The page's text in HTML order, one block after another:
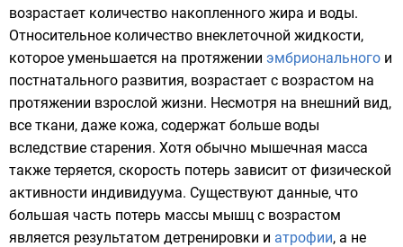
возрастает количество накопленного жира и воды.
Относительное количество внеклеточной жидкости,
которое уменьшается на протяжении эмбрионального и
постнатального развития, возрастает с возрастом на
протяжении взрослой жизни. Несмотря на внешний вид,
все ткани, даже кожа, содержат больше воды
вследствие старения. Хотя обычно мышечная масса
также теряется, скорость потерь зависит от физической
активности индивидуума. Существуют данные, что
большая часть потерь массы мышц с возрастом
является результатом детренировки и атрофии, а не